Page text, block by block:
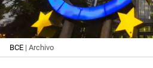
BCE | Archivo